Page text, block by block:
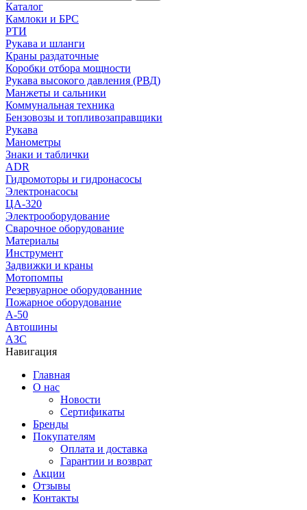
Каталог
Камлоки и БРС
РТИ
Рукава и шланги
Краны раздаточные
Коробки отбора мощности
Рукава высокого давления (РВД)
Манжеты и сальники
Коммунальная техника
Бензовозы и топливозаправщики
Рукава
Манометры
Знаки и таблички
ADR
Гидромоторы и гидронасосы
Электронасосы
ЦА-320
Электрооборудование
Сварочное оборудование
Материалы
Инструмент
Задвижки и краны
Мотопомпы
Резервуарное оборудованние
Пожарное оборудование
А-50
Автошины
АЗС
Навигация
Главная
О нас
Новости
Сертификаты
Бренды
Покупателям
Оплата и доставка
Гарантии и возврат
Акции
Отзывы
Контакты